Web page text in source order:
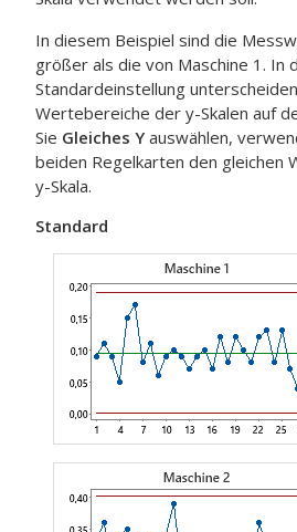
In diesem Beispiel sind die
größer als die von Maschine 1. In
Standardeinstellung
Wertebereiche der y-Skalen auf
Sie Gleiches Y auswählen,
beiden Regelkarten den gleichen
y-Skala.
Standard